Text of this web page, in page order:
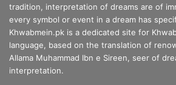
tradition, interpretation of dreams are of
every symbol or event in a dream has
Khwabmein.pk is a dedicated site for
language, based on the translation of
Allama Muhammad Ibn e Sireen, seer of
interpretation.